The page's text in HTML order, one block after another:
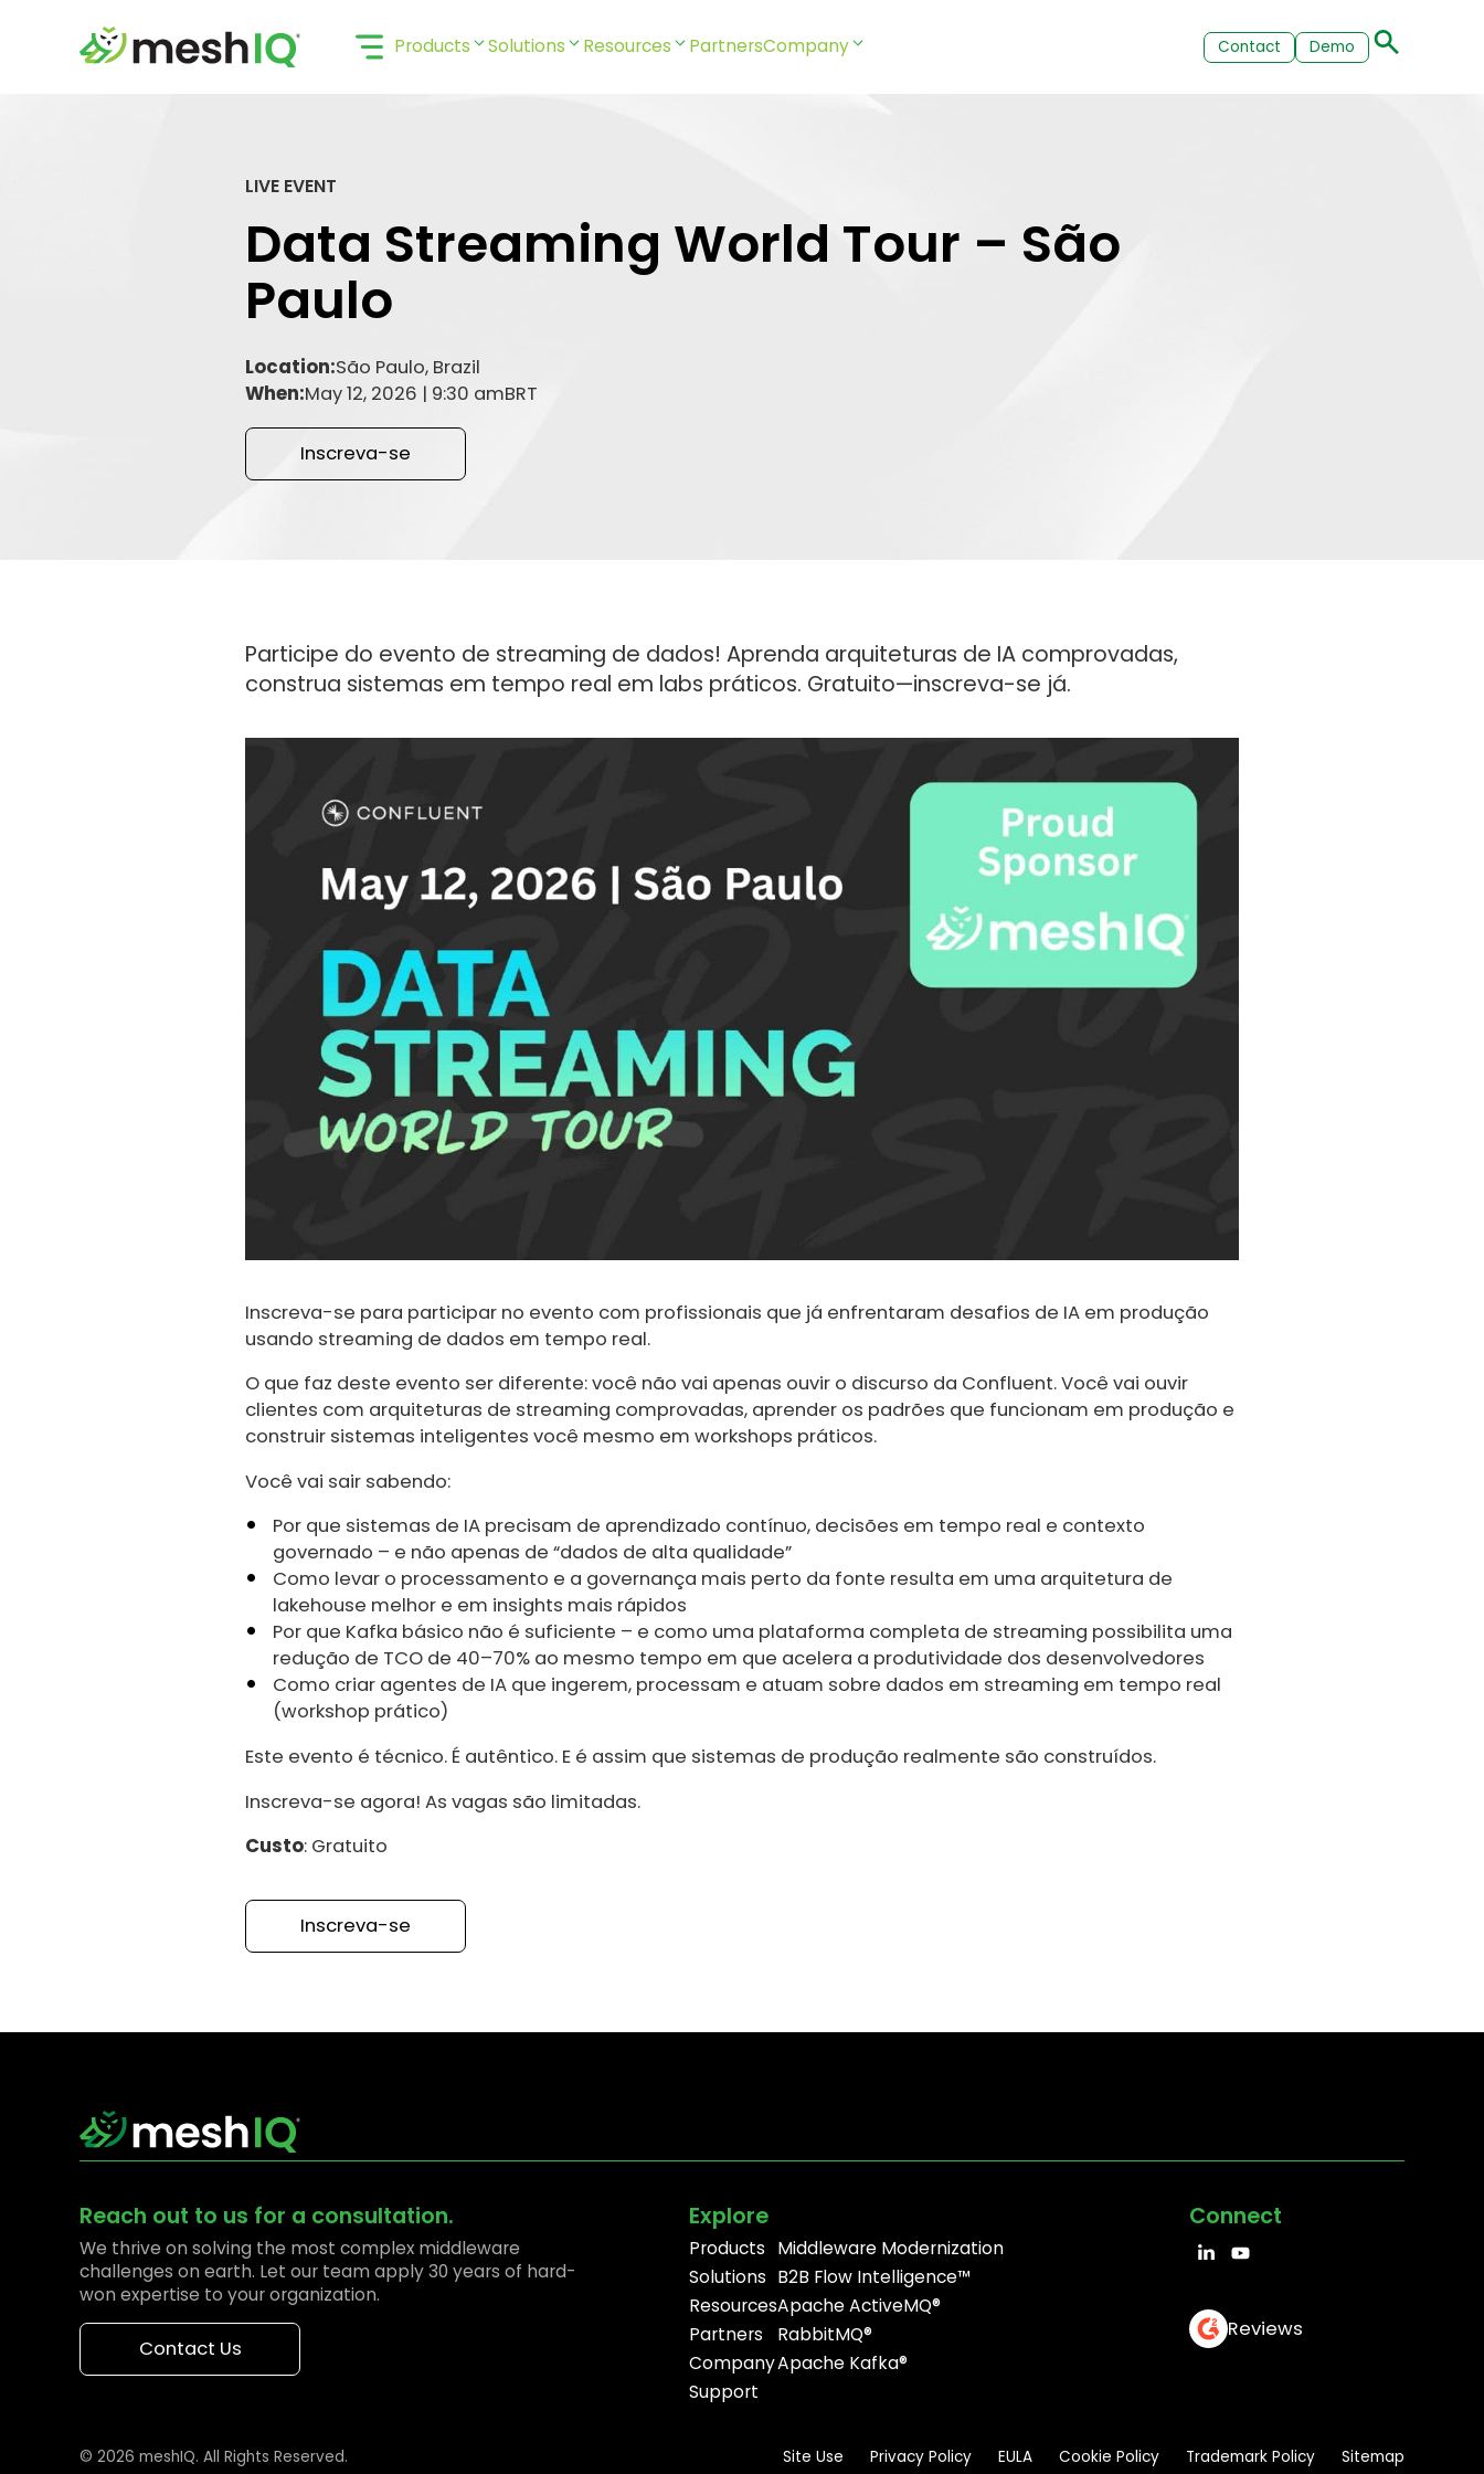
Products Solutions Resources PartnersCompany Contact Demo
LIVE EVENT
Data Streaming World Tour – São
Paulo
Location:São Paulo, Brazil
When:May 12, 2026 | 9:30 amBRT
Inscreva-se
Participe do evento de streaming de dados! Aprenda arquiteturas de IA comprovadas,
construa sistemas em tempo real em labs práticos. Gratuito—inscreva-se já.
Inscreva-se para participar no evento com profissionais que já enfrentaram desafios de IA em produção
usando streaming de dados em tempo real.
O que faz deste evento ser diferente: você não vai apenas ouvir o discurso da Confluent. Você vai ouvir
clientes com arquiteturas de streaming comprovadas, aprender os padrões que funcionam em produção e
construir sistemas inteligentes você mesmo em workshops práticos.
Você vai sair sabendo:
Por que sistemas de IA precisam de aprendizado contínuo, decisões em tempo real e contexto
governado – e não apenas de “dados de alta qualidade”
Como levar o processamento e a governança mais perto da fonte resulta em uma arquitetura de
lakehouse melhor e em insights mais rápidos
Por que Kafka básico não é suficiente – e como uma plataforma completa de streaming possibilita uma
redução de TCO de 40–70% ao mesmo tempo em que acelera a produtividade dos desenvolvedores
Como criar agentes de IA que ingerem, processam e atuam sobre dados em streaming em tempo real
(workshop prático)
Este evento é técnico. É autêntico. E é assim que sistemas de produção realmente são construídos.
Inscreva-se agora! As vagas são limitadas.
Custo: Gratuito
Inscreva-se
Reach out to us for a consultation.
We thrive on solving the most complex middleware
challenges on earth. Let our team apply 30 years of hard-
won expertise to your organization.
Contact Us
Explore
Products
Solutions
Resources
Partners
Company
Support
Middleware Modernization
B2B Flow Intelligence™
Apache ActiveMQ®
RabbitMQ®
Apache Kafka®
Connect
Reviews
© 2026 meshIQ. All Rights Reserved. Site Use Privacy Policy EULA Cookie Policy Trademark Policy Sitemap